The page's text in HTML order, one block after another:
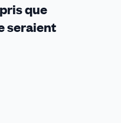
que
seraient